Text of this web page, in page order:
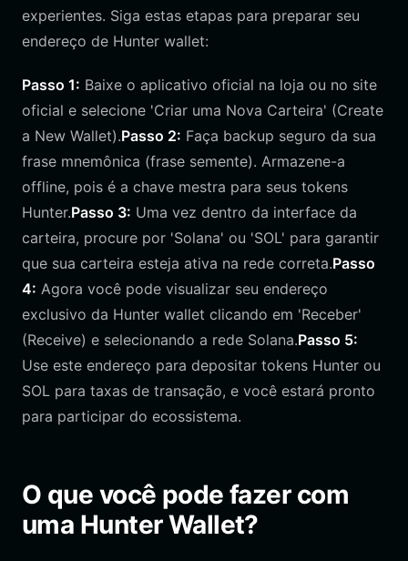
experientes. Siga estas etapas para preparar seu
endereço de Hunter wallet:
Passo 1: Baixe o aplicativo oficial na loja ou no site
oficial e selecione 'Criar uma Nova Carteira' (Create
a New Wallet).Passo 2: Faça backup seguro da sua
frase mnemônica (frase semente). Armazene-a
offline, pois é a chave mestra para seus tokens
Hunter.Passo 3: Uma vez dentro da interface da
carteira, procure por 'Solana' ou 'SOL' para garantir
que sua carteira esteja ativa na rede correta.Passo
4: Agora você pode visualizar seu endereço
exclusivo da Hunter wallet clicando em 'Receber'
(Receive) e selecionando a rede Solana.Passo 5:
Use este endereço para depositar tokens Hunter ou
SOL para taxas de transação, e você estará pronto
para participar do ecossistema.
O que você pode fazer com
uma Hunter Wallet?